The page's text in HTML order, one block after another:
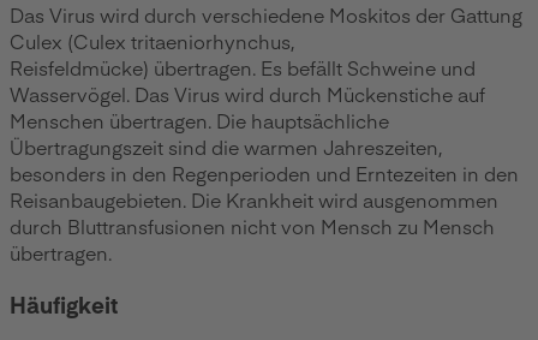
Das Virus wird durch verschiedene Moskitos der Gattung
Culex (Culex tritaeniorhynchus,
Reisfeldmücke) übertragen. Es befällt Schweine und
Wasservögel. Das Virus wird durch Mückenstiche auf
Menschen übertragen. Die hauptsächliche
Übertragungszeit sind die warmen Jahreszeiten,
besonders in den Regenperioden und Erntezeiten in den
Reisanbaugebieten. Die Krankheit wird ausgenommen
durch Bluttransfusionen nicht von Mensch zu Mensch
übertragen.
Häufigkeit